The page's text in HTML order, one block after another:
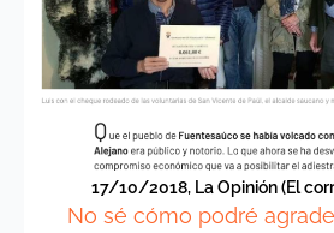
17/10/2018, La Opinión (El
No sé cómo podré